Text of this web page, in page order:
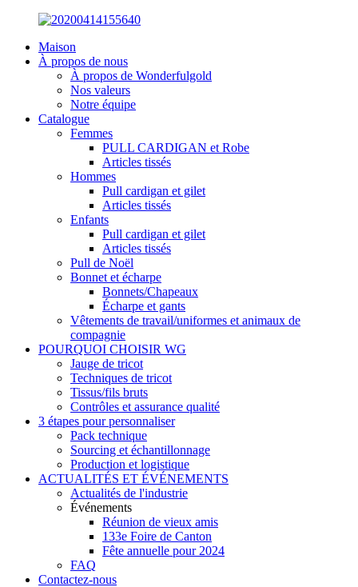
Maison
À propos de nous
À propos de Wonderfulgold
Nos valeurs
Notre équipe
Catalogue
Femmes
PULL CARDIGAN et Robe
Articles tissés
Hommes
Pull cardigan et gilet
Articles tissés
Enfants
Pull cardigan et gilet
Articles tissés
Pull de Noël
Bonnet et écharpe
Bonnets/Chapeaux
Écharpe et gants
Vêtements de travail/uniformes et animaux de
compagnie
POURQUOI CHOISIR WG
Jauge de tricot
Techniques de tricot
Tissus/fils bruts
Contrôles et assurance qualité
3 étapes pour personnaliser
Pack technique
Sourcing et échantillonnage
Production et logistique
ACTUALITÉS ET ÉVÉNEMENTS
Actualités de l'industrie
Événements
Réunion de vieux amis
133e Foire de Canton
Fête annuelle pour 2024
FAQ
Contactez-nous